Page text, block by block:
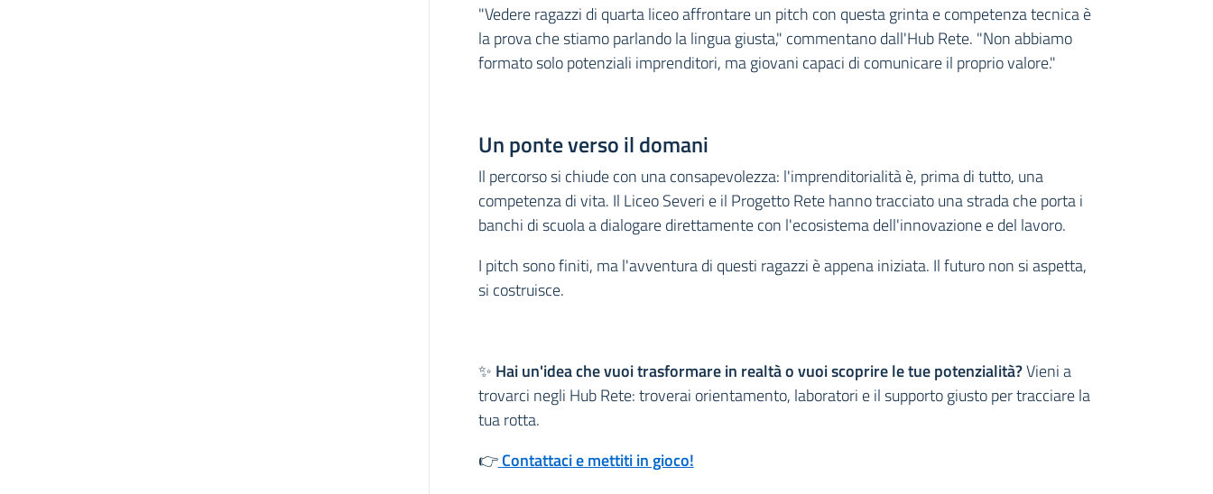
"Vedere ragazzi di quarta liceo affrontare un pitch con questa grinta e competenza tecnica è
la prova che stiamo parlando la lingua giusta," commentano dall'Hub Rete. "Non abbiamo
formato solo potenziali imprenditori, ma giovani capaci di comunicare il proprio valore."
Un ponte verso il domani
Il percorso si chiude con una consapevolezza: l'imprenditorialità è, prima di tutto, una
competenza di vita. Il Liceo Severi e il Progetto Rete hanno tracciato una strada che porta i
banchi di scuola a dialogare direttamente con l'ecosistema dell'innovazione e del lavoro.
I pitch sono finiti, ma l'avventura di questi ragazzi è appena iniziata. Il futuro non si aspetta,
si costruisce.
✨ Hai un'idea che vuoi trasformare in realtà o vuoi scoprire le tue potenzialità?Vieni a
trovarci negli Hub Rete: troverai orientamento, laboratori e il supporto giusto per tracciare la
tua rotta.
👉Contattaci e mettiti in gioco!